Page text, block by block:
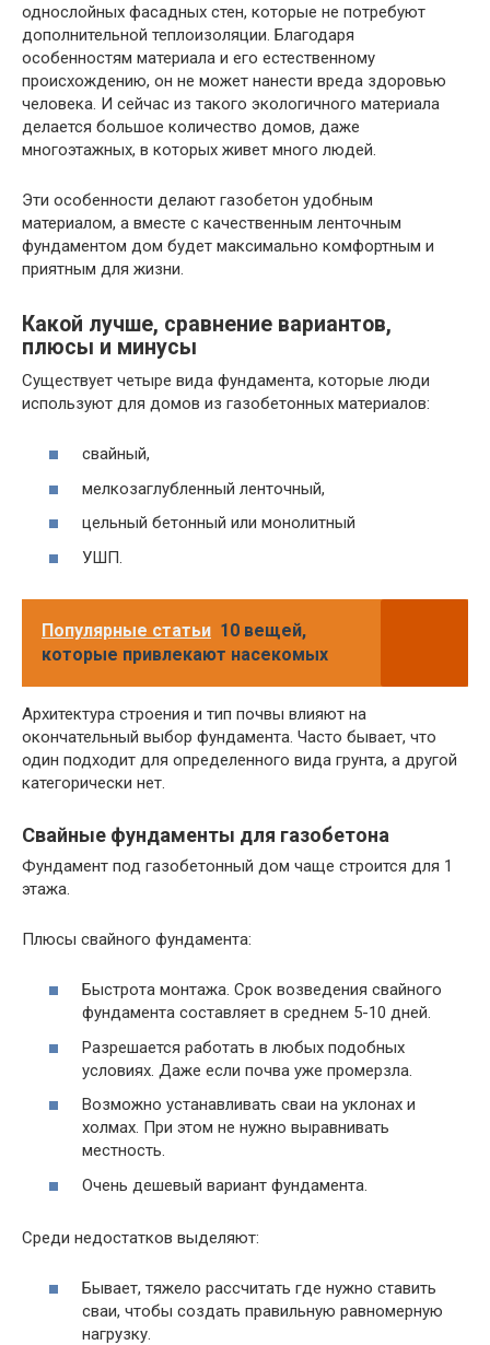
однослойных фасадных стен, которые не потребуют
дополнительной теплоизоляции. Благодаря
особенностям материала и его естественному
происхождению, он не может нанести вреда здоровью
человека. И сейчас из такого экологичного материала
делается большое количество домов, даже
многоэтажных, в которых живет много людей.
Эти особенности делают газобетон удобным
материалом, а вместе с качественным ленточным
фундаментом дом будет максимально комфортным и
приятным для жизни.
Какой лучше, сравнение вариантов,
плюсы и минусы
Существует четыре вида фундамента, которые люди
используют для домов из газобетонных материалов:
свайный,
мелкозаглубленный ленточный,
цельный бетонный или монолитный
УШП.
Популярные статьи 10 вещей,
которые привлекают насекомых
Архитектура строения и тип почвы влияют на
окончательный выбор фундамента. Часто бывает, что
один подходит для определенного вида грунта, а другой
категорически нет.
Свайные фундаменты для газобетона
Фундамент под газобетонный дом чаще строится для 1
этажа.
Плюсы свайного фундамента:
Быстрота монтажа. Срок возведения свайного
фундамента составляет в среднем 5-10 дней.
Разрешается работать в любых подобных
условиях. Даже если почва уже промерзла.
Возможно устанавливать сваи на уклонах и
холмах. При этом не нужно выравнивать
местность.
Очень дешевый вариант фундамента.
Среди недостатков выделяют:
Бывает, тяжело рассчитать где нужно ставить
сваи, чтобы создать правильную равномерную
нагрузку.